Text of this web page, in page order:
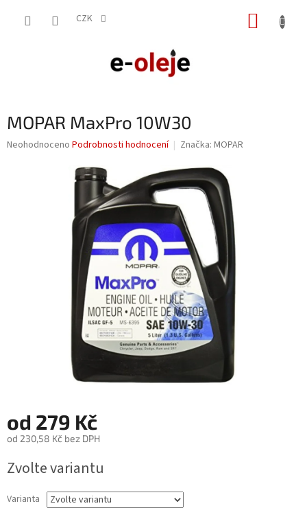
CZK
MOPAR MaxPro 10W30
Průměrné
Neohodnoceno Podrobnosti hodnocení Značka: MOPAR
od 279 Kč
od 230,58 Kč bez DPH
cena:
Zvolte variantu
Varianta